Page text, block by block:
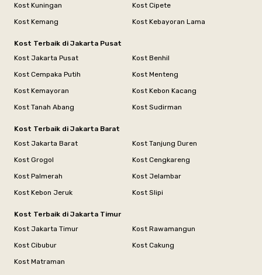
Kost Kuningan
Kost Cipete
Kost Kemang
Kost Kebayoran Lama
Kost Terbaik di Jakarta Pusat
Kost Jakarta Pusat
Kost Benhil
Kost Cempaka Putih
Kost Menteng
Kost Kemayoran
Kost Kebon Kacang
Kost Tanah Abang
Kost Sudirman
Kost Terbaik di Jakarta Barat
Kost Jakarta Barat
Kost Tanjung Duren
Kost Grogol
Kost Cengkareng
Kost Palmerah
Kost Jelambar
Kost Kebon Jeruk
Kost Slipi
Kost Terbaik di Jakarta Timur
Kost Jakarta Timur
Kost Rawamangun
Kost Cibubur
Kost Cakung
Kost Matraman